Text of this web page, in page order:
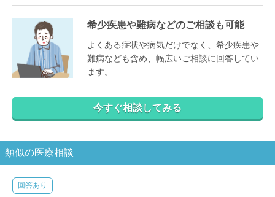
希少疾患や難病などのご相談も可能
よくある症状や病気だけでなく、希少疾患や
難病なども含め、幅広いご相談に回答してい
ます。
今すぐ相談してみる
類似の医療相談
回答あり